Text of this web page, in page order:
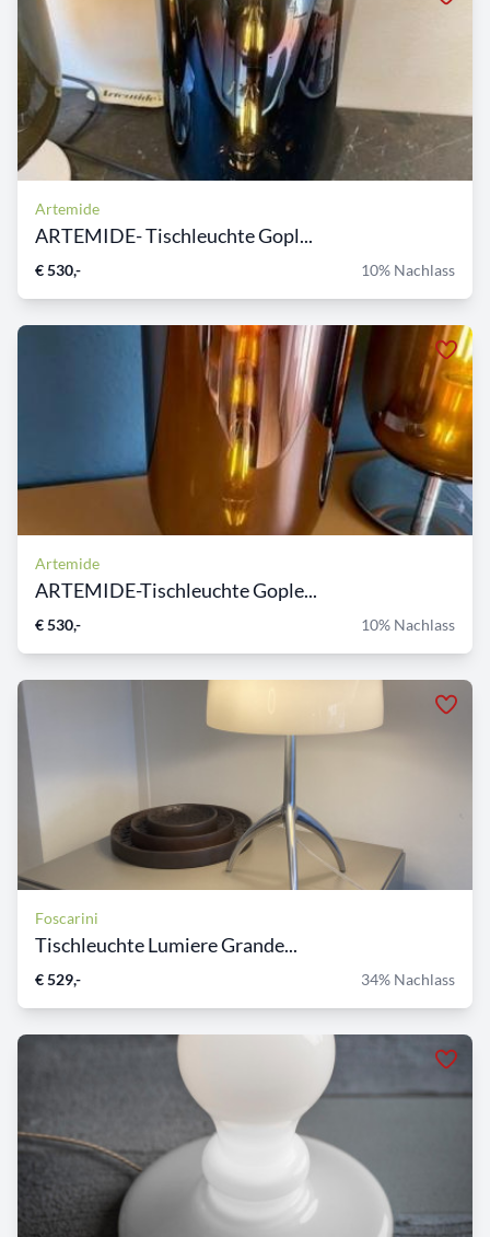
Artemide
ARTEMIDE- Tischleuchte Gopl...
€ 530,- 10% Nachlass
Artemide
ARTEMIDE-Tischleuchte Gople...
€ 530,- 10% Nachlass
Foscarini
Tischleuchte Lumiere Grande...
€ 529,- 34% Nachlass